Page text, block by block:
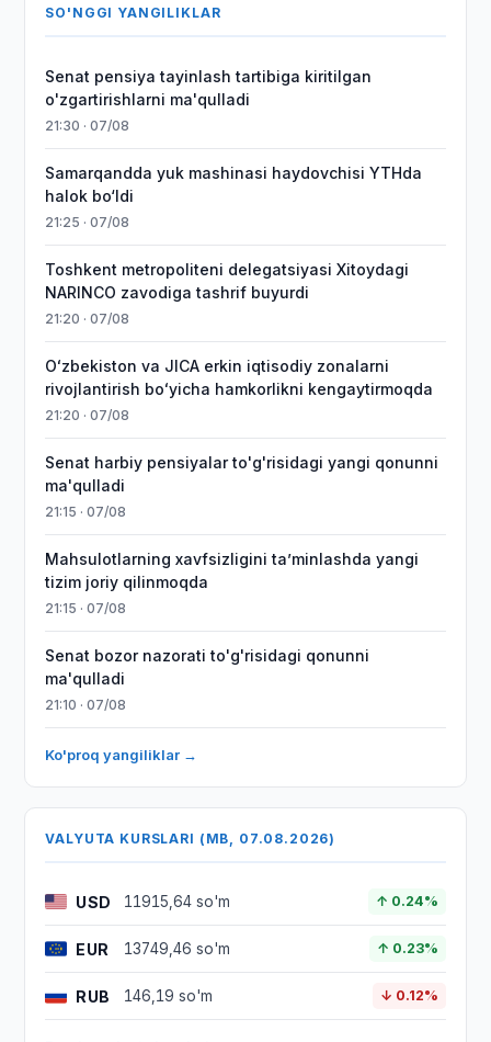
SO'NGGI YANGILIKLAR
Senat pensiya tayinlash tartibiga kiritilgan
o'zgartirishlarni ma'qulladi
21:30 · 07/08
Samarqandda yuk mashinasi haydovchisi YTHda
halok bo‘ldi
21:25 · 07/08
Toshkent metropoliteni delegatsiyasi Xitoydagi
NARINCO zavodiga tashrif buyurdi
21:20 · 07/08
Oʻzbekiston va JICA erkin iqtisodiy zonalarni
rivojlantirish boʻyicha hamkorlikni kengaytirmoqda
21:20 · 07/08
Senat harbiy pensiyalar to'g'risidagi yangi qonunni
ma'qulladi
21:15 · 07/08
Mahsulotlarning xavfsizligini taʼminlashda yangi
tizim joriy qilinmoqda
21:15 · 07/08
Senat bozor nazorati to'g'risidagi qonunni
ma'qulladi
21:10 · 07/08
Ko'proq yangiliklar →
VALYUTA KURSLARI (MB, 07.08.2026)
USD 11915,64 so'm ↑ 0.24%
EUR 13749,46 so'm ↑ 0.23%
RUB 146,19 so'm ↓ 0.12%